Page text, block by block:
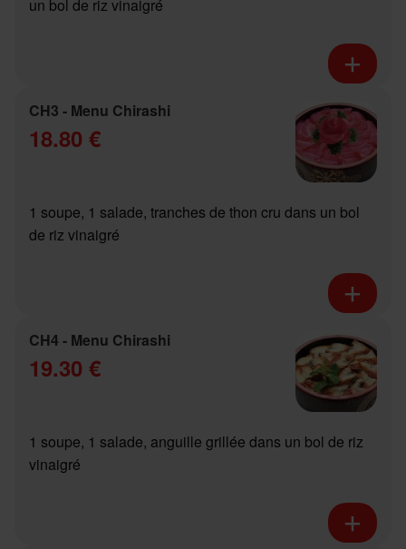
un bol de riz vinaigré
CH3 - Menu Chirashi
18.80 €
1 soupe, 1 salade, tranches de thon cru dans un bol
de riz vinaigré
CH4 - Menu Chirashi
19.30 €
1 soupe, 1 salade, anguille grillée dans un bol de riz
vinaigré